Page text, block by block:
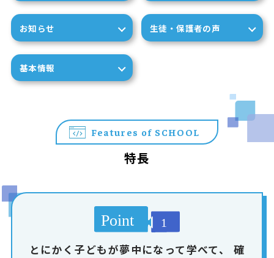
お知らせ 生徒・保護者の声
基本情報
Features of SCHOOL
特長
とにかく子どもが夢中になって学べて、
確